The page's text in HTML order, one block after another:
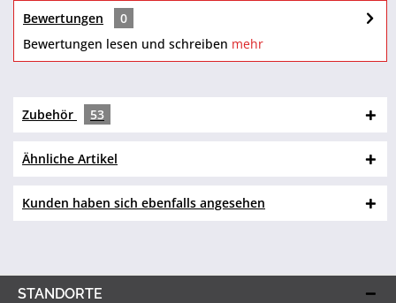
Bewertungen
0
Bewertungen lesen und schreiben mehr
Zubehör 53
Ähnliche Artikel
Kunden haben sich ebenfalls angesehen
STANDORTE